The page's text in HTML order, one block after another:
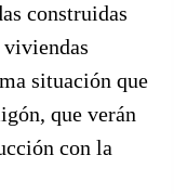
construidas
situación que
que verán
con la